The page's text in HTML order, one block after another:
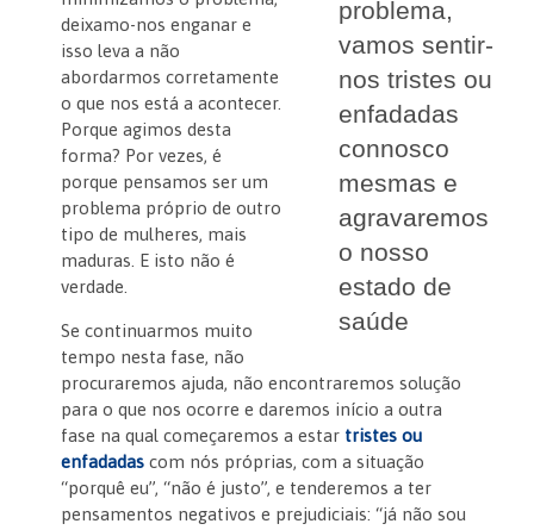
problema,
vamos sentir-
nos tristes ou
enfadadas
connosco
mesmas e
agravaremos
o nosso
estado de
saúde
deixamo-nos enganar e
isso leva a não
abordarmos corretamente
o que nos está a acontecer.
Porque agimos desta
forma? Por vezes, é
porque pensamos ser um
problema próprio de outro
tipo de mulheres, mais
maduras. E isto não é
verdade.
Se continuarmos muito
tempo nesta fase, não
procuraremos ajuda, não encontraremos solução
para o que nos ocorre e daremos início a outra
fase na qual começaremos a estar tristes ou
enfadadas com nós próprias, com a situação
“porquê eu”, “não é justo”, e tenderemos a ter
pensamentos negativos e prejudiciais: “já não sou